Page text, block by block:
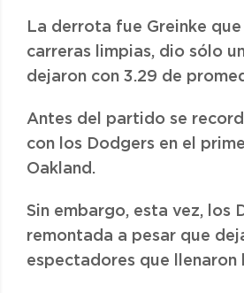
La derrota fue Greinke
carreras limpias, dio sólo
dejaron con 3.29 de
Antes del partido se
con los Dodgers en el
Oakland.
Sin embargo, esta vez, los
remontada a pesar que
espectadores que llenaron